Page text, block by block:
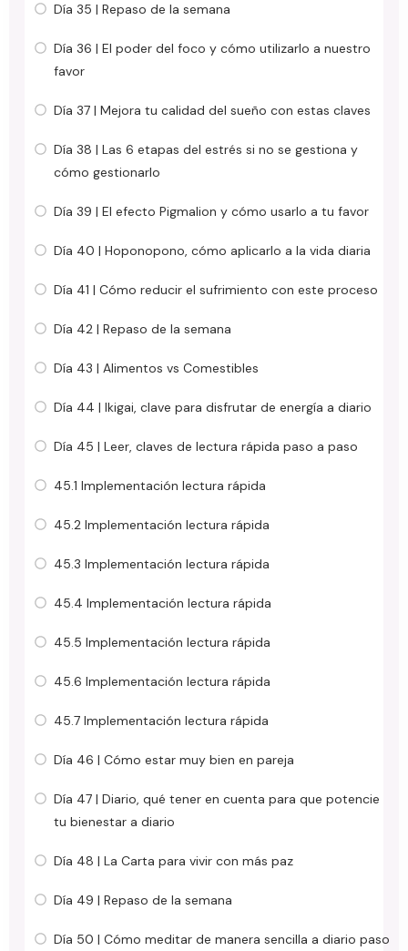
Día 35 | Repaso de la semana
Día 36 | El poder del foco y cómo utilizarlo a nuestro
favor
Día 37 | Mejora tu calidad del sueño con estas claves
Día 38 | Las 6 etapas del estrés si no se gestiona y
cómo gestionarlo
Día 39 | El efecto Pigmalion y cómo usarlo a tu favor
Día 40 | Hoponopono, cómo aplicarlo a la vida diaria
Día 41 | Cómo reducir el sufrimiento con este proceso
Día 42 | Repaso de la semana
Día 43 | Alimentos vs Comestibles
Día 44 | Ikigai, clave para disfrutar de energía a diario
Día 45 | Leer, claves de lectura rápida paso a paso
45.1 Implementación lectura rápida
45.2 Implementación lectura rápida
45.3 Implementación lectura rápida
45.4 Implementación lectura rápida
45.5 Implementación lectura rápida
45.6 Implementación lectura rápida
45.7 Implementación lectura rápida
Día 46 | Cómo estar muy bien en pareja
Día 47 | Diario, qué tener en cuenta para que potencie
tu bienestar a diario
Día 48 | La Carta para vivir con más paz
Día 49 | Repaso de la semana
Día 50 | Cómo meditar de manera sencilla a diario paso